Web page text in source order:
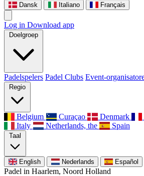
Dansk
Italiano Français
Log in Download app
Doelgroep
Padelspelers Padel Clubs Event-
Regio
Belgium Curaçao Denmark
Italy
Netherlands, the Spain
Taal
English Nederlands Español
Padel in Haarlem, Noord Holland